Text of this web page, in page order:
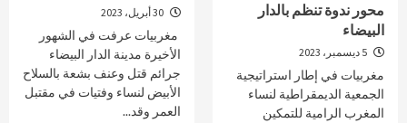
محور ندوة تنظم بالدار
البيضاء
مغربيات في إطار استراتيجية
الجمعية الديمقراطية لنساء
المغرب الرامية للتمكين
مغربيات عرفت في الشهور
الأخيرة مدينة الدار البيضاء
جرائم قتل وعنف بشعة بالسلاح
الأبيض لنساء وفتيات في مقتبل
العمر وقد...